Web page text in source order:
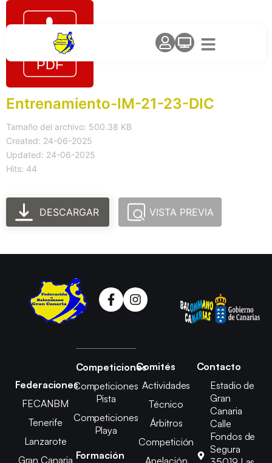
Entrenamiento-IM-21-23-DIC
Tamaño del archivo: 500.38 KB
Created: 24-06-2025
Updated: 24-06-2025
Hits: 44
DESCARGAR VISTA PREVIA
Federaciones
FECANBM
Tenerife
Lanzarote
Gran Canaria
Competiciones
Competiciones
Pista
Competiciones
Playa
Formación
Comités
Actividades
Técnico
Árbitros
Competición
Apelación
Contacto
Estadio de
Gran
Canaria
Calle
Fondos de
Segura